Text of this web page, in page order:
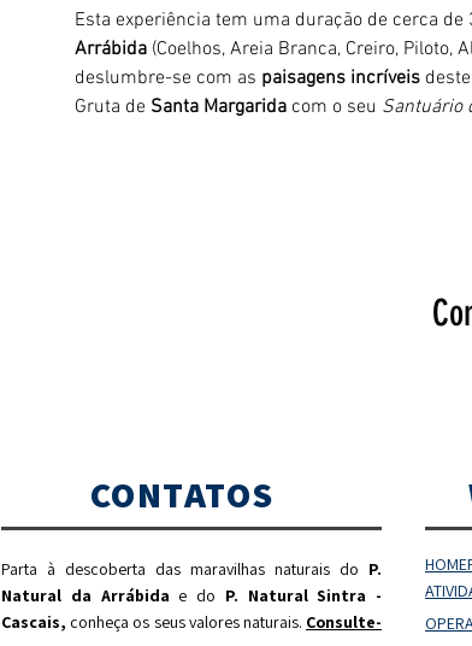
Esta experiência tem uma duração de cerca de
Arrábida (Coelhos, Areia Branca, Creiro, Piloto,
deslumbre-se com as paisagens incríveis deste
Gruta de Santa Margarida com o seu Santuário
CONTATOS
Parta à descoberta das maravilhas naturais do P.
Natural da Arrábida e do P. Natural Sintra -
Cascais, conheça os seus valores naturais. Consulte-